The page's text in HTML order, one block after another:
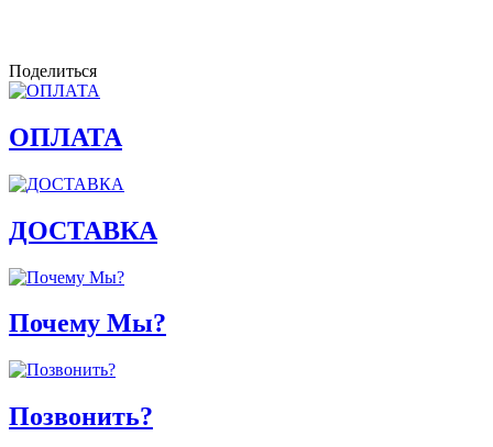
Поделиться
ОПЛАТА
ДОСТАВКА
Почему Мы?
Позвонить?